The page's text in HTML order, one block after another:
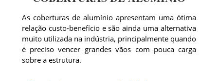
As coberturas de alumínio apresentam uma ótima
relação custo-benefício e são ainda uma alternativa
muito utilizada na indústria, principalmente quando
é preciso vencer grandes vãos com pouca carga
sobre a estrutura.